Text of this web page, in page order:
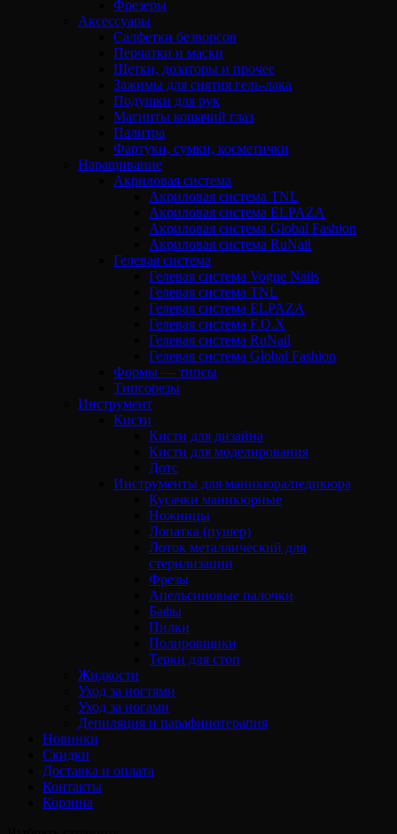
Фрезеры
Аксессуары
Салфетки безворсов
Перчатки и маски
Щетки, дозаторы и прочее
Зажимы для снятия гель-лака
Подушки для рук
Магниты кошачий глаз
Палитра
Фартуки, сумки, косметички
Наращивание
Акриловая система
Акриловая система TNL
Акриловая система ELPAZA
Акриловая система Global Fashion
Акриловая система RuNail
Гелевая система
Гелевая система Vogue Nails
Гелевая система TNL
Гелевая система ELPAZA
Гелевая система F.O.X
Гелевая система RuNail
Гелевая система Global Fashion
Формы — типсы
Типсорезы
Инструмент
Кисти
Кисти для дизайна
Кисти для моделирования
Дотс
Инструменты для маникюра/педикюра
Кусачки маникюрные
Ножницы
Лопатка (пушер)
Лоток металлический для
стерилизации
Фрезы
Апельсиновые палочки
Бафы
Пилки
Полировщики
Терки для стоп
Жидкости
Уход за ногтями
Уход за ногами
Депиляция и парафинотерапия
Новинки
Скидки
Доставка и оплата
Контакты
Корзина